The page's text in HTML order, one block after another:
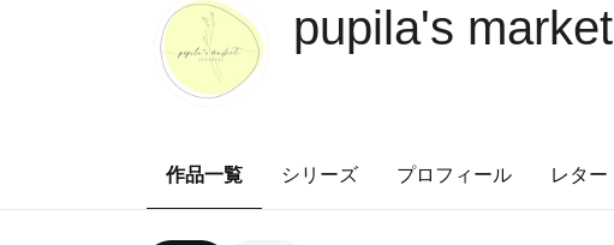
pupila's market
作品一覧 シリーズ プロフィール レター